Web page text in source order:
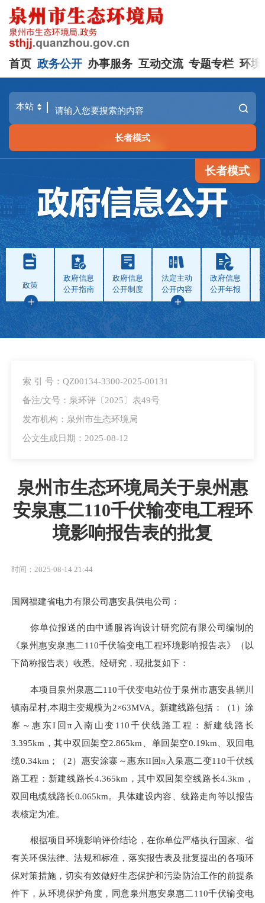
首页 政务公开 办事服务 互动交流 专题专栏 环境
长者模式
长者模式
政策
政府信息
公开指南
政府信息
公开制度
法定主动
公开内容
政府信息
公开年报
索 引 号：QZ00134-3300-2025-00131
备注/文号：泉环评〔2025〕表49号
发布机构：泉州市生态环境局
公文生成日期：2025-08-12
泉州市生态环境局关于泉州惠
安泉惠二110千伏输变电工程环
境影响报告表的批复
时间：2025-08-14 21:44
国网福建省电力有限公司惠安县供电公司：
你单位报送的由中通服咨询设计研究院有限公司编制的
《泉州惠安泉惠二110千伏输变电工程环境影响报告表》（以
下简称报告表）收悉。经研究，现批复如下：
本项目 泉州 泉惠二110千伏变电站位于泉州市惠安县辋川
镇南星村,本期主变规模为2×63MVA。 新建线路包括： （1 ） 涂
寨 ～惠东I 回π入南山变110千伏线路工程：新建线路长
3.395km，其中双回架空2.865km、单回架空0.19km、双回电
缆0.34km；（2）惠安涂寨 ～惠东II回π入泉惠二变110千伏线
路工程：新建线路长4.365km，其中双回架空线路长4.3km，
双回电缆线路长0.065km。 具体建设内容、线路走向等以报告
表核定为准。
根据项目环境影响评价结论，在你单位严格执行国家、省
有关环保法律、法规和标准，落实报告表及批复提出的各项环
保对策措施，切实有效做好生态保护和污染防治工作的前提条
件下，从环境保护角度， 同意泉州惠安泉惠二 110千伏输变电